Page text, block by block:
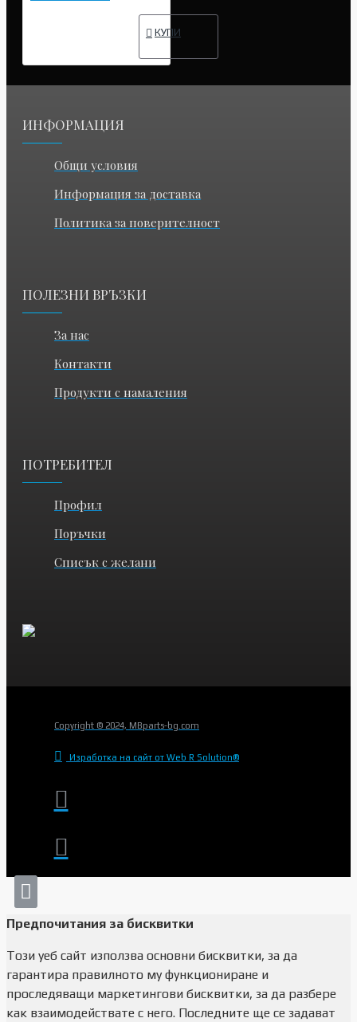
КУПИ
ИНФОРМАЦИЯ
Общи условия
Информация за доставка
Политика за поверителност
ПОЛЕЗНИ ВРЪЗКИ
За нас
Контакти
Продукти с намаления
ПОТРЕБИТЕЛ
Профил
Поръчки
Списък с желани
Copyright © 2024, MBparts-bg.com
Изработка на сайт от Web R Solution®
Предпочитания за бисквитки
Този уеб сайт използва основни бисквитки, за да
гарантира правилното му функциониране и
проследяващи маркетингови бисквитки, за да разбере
как взаимодействате с него. Последните ще се задават